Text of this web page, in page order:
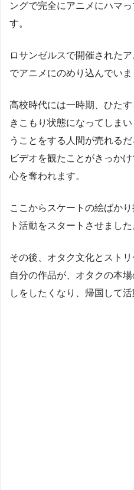
ングで完全にアニメにハマ
す。
ロサンゼルスで開催された
でアニメにのめり込んでいま
高校時代には一時期、ひた
きこもり状態になってしま
うことをする人間が売れる
ビデオを観たことがきっか
心を奪われます。
ここからスケートの絵ばか
ト活動をスタートさせました
その後、オタク文化とスト
自分の作品が、オタクの本
しをしたくなり、帰国して